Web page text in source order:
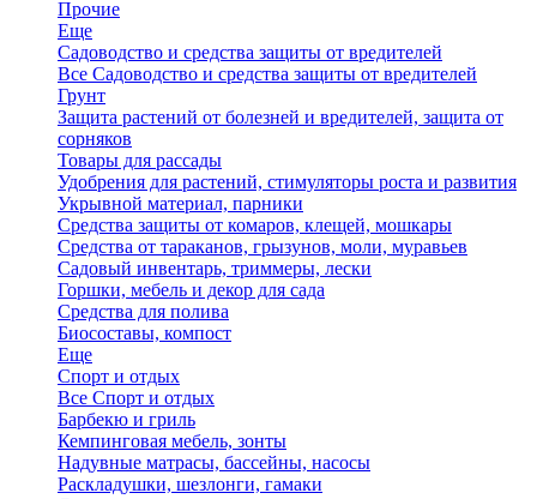
Прочие
Еще
Садоводство и средства защиты от вредителей
Все Садоводство и средства защиты от вредителей
Грунт
Защита растений от болезней и вредителей, защита от
сорняков
Товары для рассады
Удобрения для растений, стимуляторы роста и развития
Укрывной материал, парники
Средства защиты от комаров, клещей, мошкары
Средства от тараканов, грызунов, моли, муравьев
Садовый инвентарь, триммеры, лески
Горшки, мебель и декор для сада
Средства для полива
Биосоставы, компост
Еще
Спорт и отдых
Все Спорт и отдых
Барбекю и гриль
Кемпинговая мебель, зонты
Надувные матрасы, бассейны, насосы
Раскладушки, шезлонги, гамаки